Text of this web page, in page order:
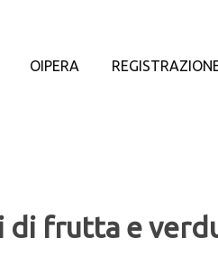
OIPERA
di frutta e